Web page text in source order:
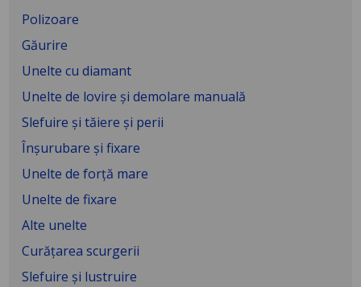
Polizoare
Găurire
Unelte cu diamant
Unelte de lovire și demolare manuală
Slefuire și tăiere și perii
Înșurubare și fixare
Unelte de forță mare
Unelte de fixare
Alte unelte
Curăţarea scurgerii
Slefuire şi lustruire